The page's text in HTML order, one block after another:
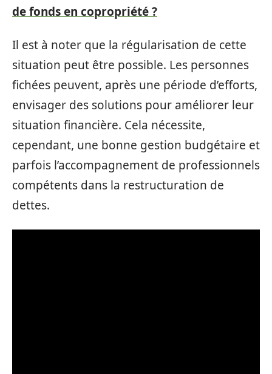
de fonds en copropriété ?
Il est à noter que la régularisation de cette
situation peut être possible. Les personnes
fichées peuvent, après une période d’efforts,
envisager des solutions pour améliorer leur
situation financière. Cela nécessite,
cependant, une bonne gestion budgétaire et
parfois l’accompagnement de professionnels
compétents dans la restructuration de
dettes.